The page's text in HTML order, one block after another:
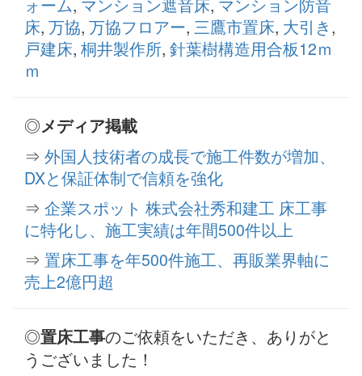
床, 万協, 万協フロアー, 三鷹市置床, 大引き,
戸建床, 桐井製作所, 針葉樹構造用合板12ｍ
ｍ
◎メディア掲載
⇒ 外国人技術者の成長で施工件数が増加、
DXと保証体制で信頼を強化
⇒ 企業スポット 株式会社秀和建工 床工事
に特化し、施工実績は年間500件以上
⇒ 置床工事を年500件施工、再販業界軸に
売上2億円超
◎置床工事のご依頼をいただき、ありがと
うございました！